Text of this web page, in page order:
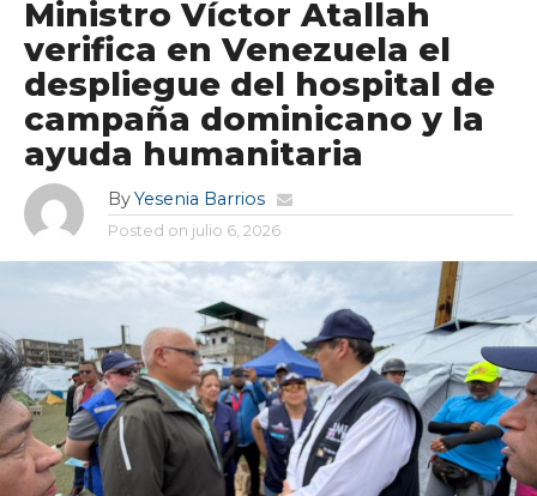
Ministro Víctor Atallah
verifica en Venezuela el
despliegue del hospital de
campaña dominicano y la
ayuda humanitaria
ByYesenia Barrios
Posted on julio 6, 2026